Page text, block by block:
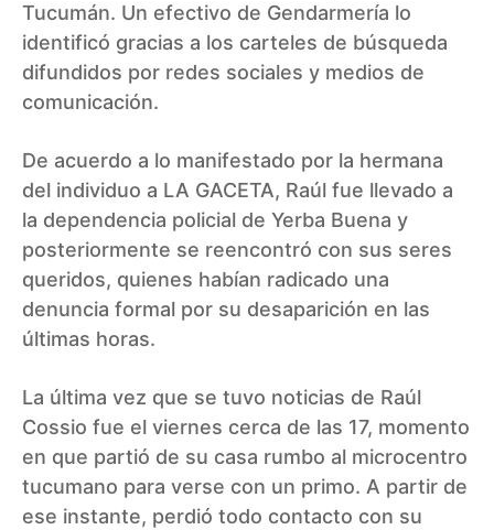
Tucumán. Un efectivo de Gendarmería lo
identificó gracias a los carteles de búsqueda
difundidos por redes sociales y medios de
comunicación.
De acuerdo a lo manifestado por la hermana
del individuo a LA GACETA, Raúl fue llevado a
la dependencia policial de Yerba Buena y
posteriormente se reencontró con sus seres
queridos, quienes habían radicado una
denuncia formal por su desaparición en las
últimas horas.
La última vez que se tuvo noticias de Raúl
Cossio fue el viernes cerca de las 17, momento
en que partió de su casa rumbo al microcentro
tucumano para verse con un primo. A partir de
ese instante, perdió todo contacto con su